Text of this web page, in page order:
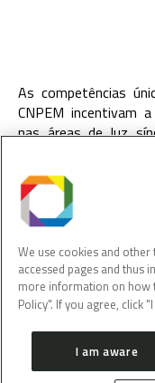
As competências
CNPEM incentivam
nas áreas de luz
descoberta de
vegetais da
moleculares
câncer, doenças
nanopartículas
vírus, câncer;
nanoestruturados
e agricultura e meio
para o
avançados,
moleculares e de
nutrientes em solos.
We use cookies and
accessed pages and thus
more information on how
Policy". If you agree, click
I am aware